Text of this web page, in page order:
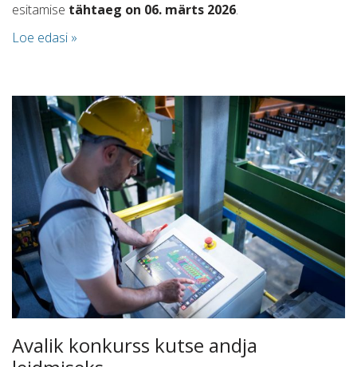
esitamise tähtaeg on 06. märts 2026.
Loe edasi »
Avalik konkurss kutse andja